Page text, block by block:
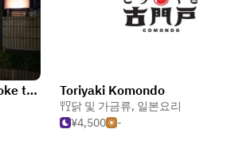
Toriden Betsuatsurae bespoke toriden Toriyaki Komondo
닭 및 가금류, 일본요리
¥4,500
-